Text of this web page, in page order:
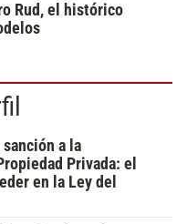
Rud, el histórico
sanción a la
Privada: el
en la Ley del